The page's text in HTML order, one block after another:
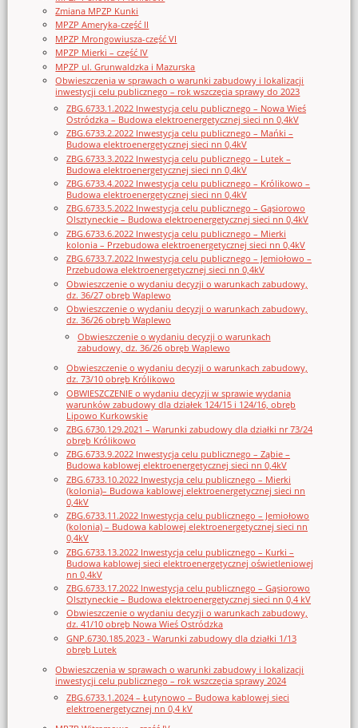
Zmiana MPZP Kunki
MPZP Ameryka-część II
MPZP Mrongowiusza-część VI
MPZP Mierki – część IV
MPZP ul. Grunwaldzka i Mazurska
Obwieszczenia w sprawach o warunki zabudowy i lokalizacji
inwestycji celu publicznego – rok wszczęcia sprawy do 2023
ZBG.6733.1.2022 Inwestycja celu publicznego – Nowa Wieś
Ostródzka – Budowa elektroenergetycznej sieci nn 0,4kV
ZBG.6733.2.2022 Inwestycja celu publicznego – Mańki –
Budowa elektroenergetycznej sieci nn 0,4kV
ZBG.6733.3.2022 Inwestycja celu publicznego – Lutek –
Budowa elektroenergetycznej sieci nn 0,4kV
ZBG.6733.4.2022 Inwestycja celu publicznego – Królikowo –
Budowa elektroenergetycznej sieci nn 0,4kV
ZBG.6733.5.2022 Inwestycja celu publicznego – Gąsiorowo
Olsztyneckie – Budowa elektroenergetycznej sieci nn 0,4kV
ZBG.6733.6.2022 Inwestycja celu publicznego – Mierki
kolonia – Przebudowa elektroenergetycznej sieci nn 0,4kV
ZBG.6733.7.2022 Inwestycja celu publicznego – Jemiołowo –
Przebudowa elektroenergetycznej sieci nn 0,4kV
Obwieszczenie o wydaniu decyzji o warunkach zabudowy,
dz. 36/27 obręb Waplewo
Obwieszczenie o wydaniu decyzji o warunkach zabudowy,
dz. 36/26 obręb Waplewo
Obwieszczenie o wydaniu decyzji o warunkach
zabudowy, dz. 36/26 obręb Waplewo
Obwieszczenie o wydaniu decyzji o warunkach zabudowy,
dz. 73/10 obręb Królikowo
OBWIESZCZENIE o wydaniu decyzji w sprawie wydania
warunków zabudowy dla działek 124/15 i 124/16, obręb
Lipowo Kurkowskie
ZBG.6730.129.2021 – Warunki zabudowy dla działki nr 73/24
obręb Królikowo
ZBG.6733.9.2022 Inwestycja celu publicznego – Ząbie –
Budowa kablowej elektroenergetycznej sieci nn 0,4kV
ZBG.6733.10.2022 Inwestycja celu publicznego – Mierki
(kolonia)– Budowa kablowej elektroenergetycznej sieci nn
0,4kV
ZBG.6733.11.2022 Inwestycja celu publicznego – Jemiołowo
(kolonia) – Budowa kablowej elektroenergetycznej sieci nn
0,4kV
ZBG.6733.13.2022 Inwestycja celu publicznego – Kurki –
Budowa kablowej sieci elektroenergetycznej oświetleniowej
nn 0,4kV
ZBG.6733.17.2022 Inwestycja celu publicznego – Gąsiorowo
Olsztyneckie – Budowa elektroenergetycznej sieci nn 0,4 kV
Obwieszczenie o wydaniu decyzji o warunkach zabudowy,
dz. 41/10 obręb Nowa Wieś Ostródzka
GNP.6730.185.2023 - Warunki zabudowy dla działki 1/13
obręb Lutek
Obwieszczenia w sprawach o warunki zabudowy i lokalizacji
inwestycji celu publicznego – rok wszczęcia sprawy 2024
ZBG.6733.1.2024 – Łutynowo – Budowa kablowej sieci
elektroenergetycznej nn 0,4 kV